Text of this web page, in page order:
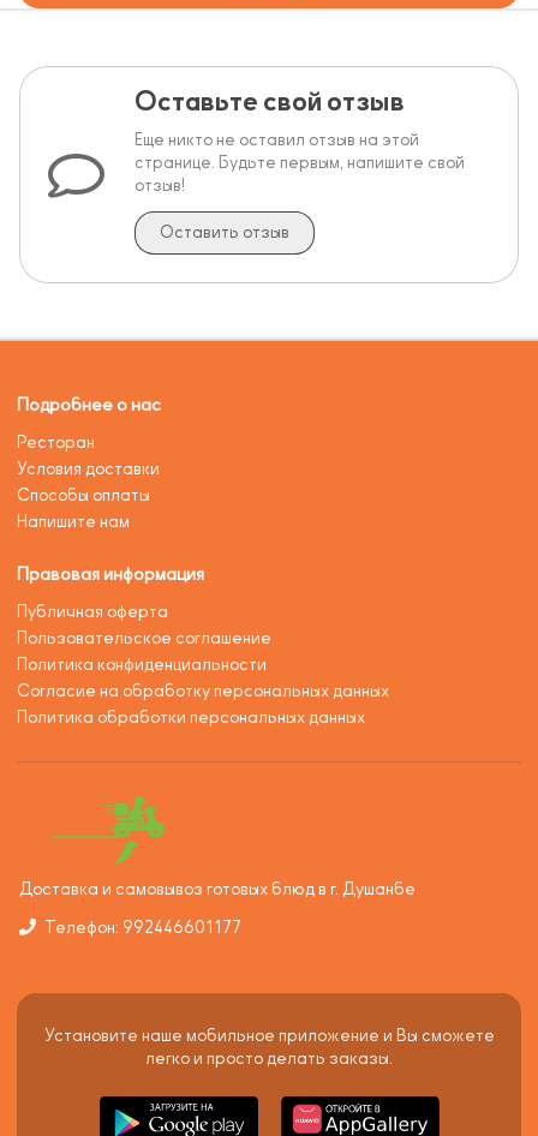
Оставьте свой отзыв
Еще никто не оставил отзыв на этой
странице. Будьте первым, напишите свой
отзыв!
Оставить отзыв
Подробнее о нас
Ресторан
Условия доставки
Способы оплаты
Напишите нам
Правовая информация
Публичная оферта
Пользовательское соглашение
Политика конфиденциальности
Согласие на обработку персональных данных
Политика обработки персональных данных
Доставка и самовывоз готовых блюд в г. Душанбе
Телефон: 992446601177
Установите наше мобильное приложение и Вы сможете
легко и просто делать заказы.